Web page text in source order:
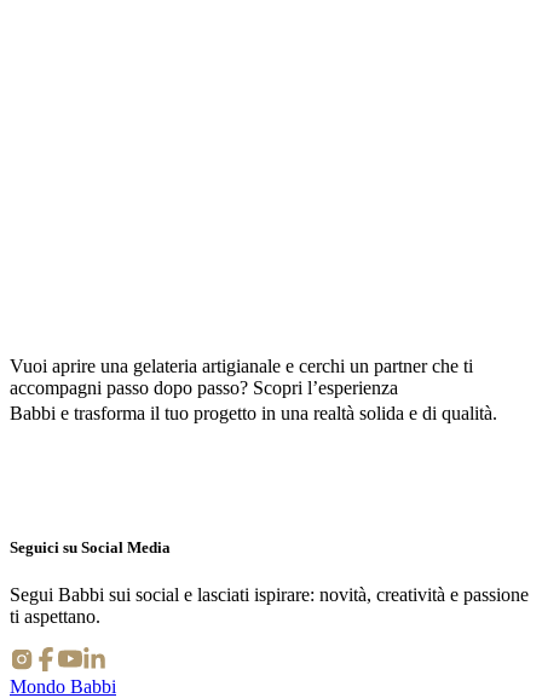
Vuoi aprire una gelateria artigianale e cerchi un partner che ti
accompagni passo dopo passo? Scopri l’esperienza
Babbi e trasforma il tuo progetto in una realtà solida e di qualità.
Seguici su Social Media
Segui Babbi sui social e lasciati ispirare: novità, creatività e passione
ti aspettano.
Mondo Babbi